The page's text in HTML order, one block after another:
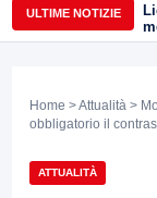
ULTIME NOTIZIE
Home >Attualità >
obbligatorio il
ATTUALITÀ